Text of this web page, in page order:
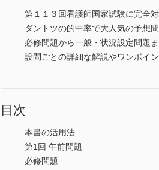
第１１３回看護師国家試験に完全対
ダントツの的中率で大人気の予想
必修問題から一般・状況設定問題
設問ごとの詳細な解説やワンポイ
目次
本書の活用法
第1回 午前問題
必修問題